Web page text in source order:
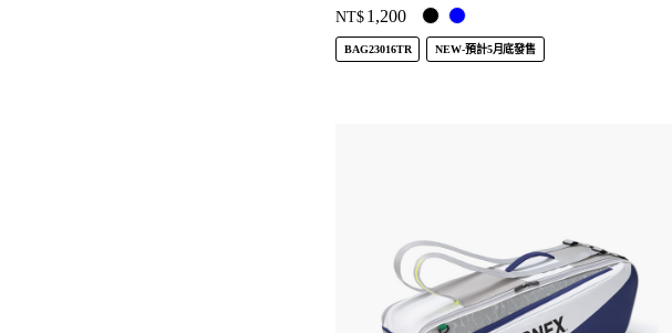
NT$ 1,200
BAG23016TR NEW-預計5月底發售